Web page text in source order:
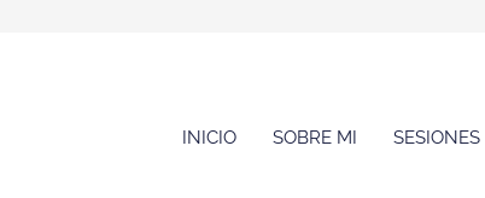
INICIO SOBRE MI SESIONES